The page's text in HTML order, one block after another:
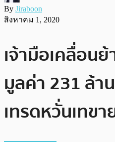
By Jiraboon
สิงหาคม 1, 2020
เจ้ามือเคลื่อน
มูลค่า 231 ล้า
เทรดหวั่นเทขา